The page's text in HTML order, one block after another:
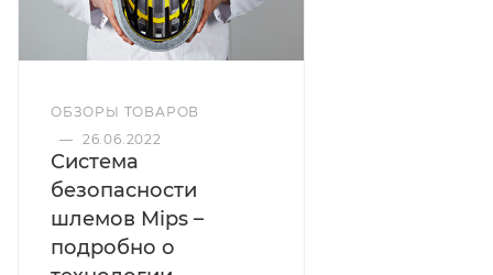
ОБЗОРЫ ТОВАРОВ
— 26.06.2022
Система
безопасности
шлемов Mips –
подробно о